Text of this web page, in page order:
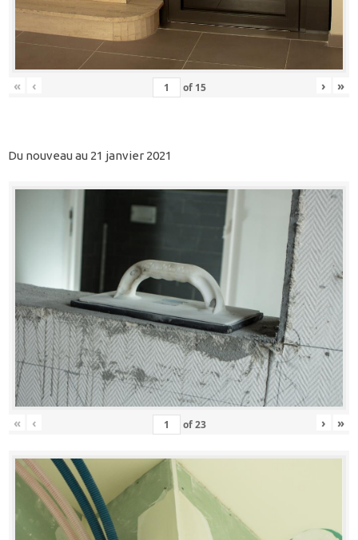
« ‹ of 15 › »
Du nouveau au 21 janvier 2021
« ‹ of23 › »